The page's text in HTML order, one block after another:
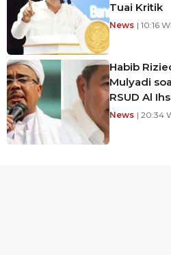
Tuai Kritik
News | 10:16
Habib
Mulyadi
RSUD Al
News | 20:34